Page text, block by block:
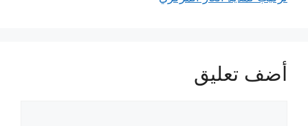
أضف تعليق